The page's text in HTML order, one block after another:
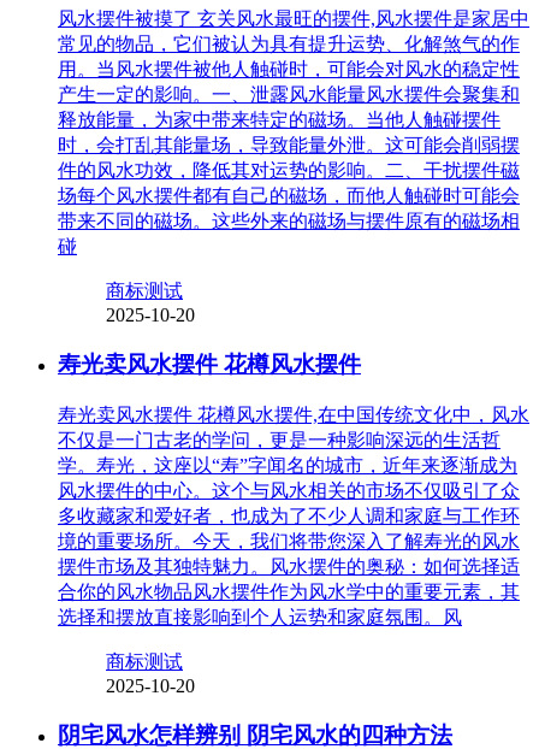
风水摆件被摸了 玄关风水最旺的摆件,风水摆件是家居中
常见的物品，它们被认为具有提升运势、化解煞气的作
用。当风水摆件被他人触碰时，可能会对风水的稳定性
产生一定的影响。一、泄露风水能量风水摆件会聚集和
释放能量，为家中带来特定的磁场。当他人触碰摆件
时，会打乱其能量场，导致能量外泄。这可能会削弱摆
件的风水功效，降低其对运势的影响。二、干扰摆件磁
场每个风水摆件都有自己的磁场，而他人触碰时可能会
带来不同的磁场。这些外来的磁场与摆件原有的磁场相
碰
商标测试
2025-10-20
寿光卖风水摆件 花樽风水摆件
寿光卖风水摆件 花樽风水摆件,在中国传统文化中，风水
不仅是一门古老的学问，更是一种影响深远的生活哲
学。寿光，这座以“寿”字闻名的城市，近年来逐渐成为
风水摆件的中心。这个与风水相关的市场不仅吸引了众
多收藏家和爱好者，也成为了不少人调和家庭与工作环
境的重要场所。今天，我们将带您深入了解寿光的风水
摆件市场及其独特魅力。风水摆件的奥秘：如何选择适
合你的风水物品风水摆件作为风水学中的重要元素，其
选择和摆放直接影响到个人运势和家庭氛围。风
商标测试
2025-10-20
阴宅风水怎样辨别 阴宅风水的四种方法